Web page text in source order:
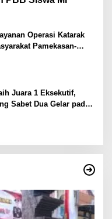
Operasi Katarak
Pamekasan-
Juara 1 Eksekutif,
Sabet Dua Gelar pada